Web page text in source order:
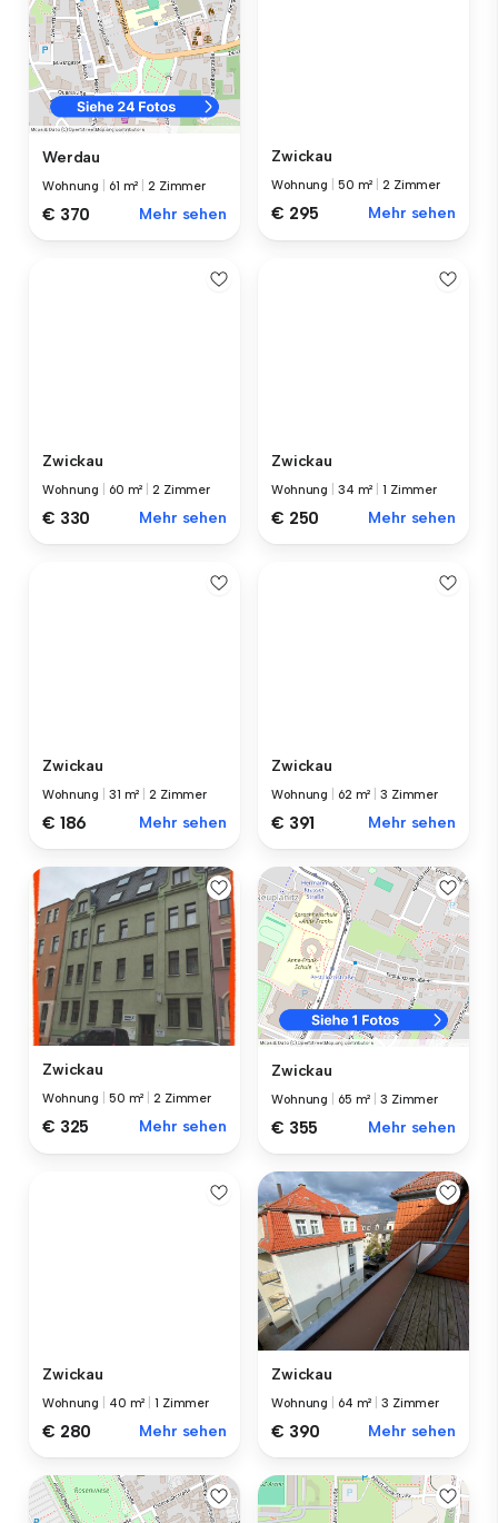
Werdau
Wohnung 61 m² |2 Zimmer
€ 370 Mehr sehen
Zwickau
Wohnung 50 m² |2 Zimmer
€ 295 Mehr sehen
Zwickau
Wohnung 60 m² |2 Zimmer
€ 330 Mehr sehen
Zwickau
Wohnung 34 m² |1 Zimmer
€ 250 Mehr sehen
Zwickau
Wohnung 31 m² |2 Zimmer
€ 186 Mehr sehen
Zwickau
Wohnung 62 m² |3 Zimmer
€ 391 Mehr sehen
Zwickau
Wohnung 50 m² |2 Zimmer
€ 325 Mehr sehen
Zwickau
Wohnung 65 m² |3 Zimmer
€ 355 Mehr sehen
Zwickau
Wohnung 40 m² |1 Zimmer
€ 280 Mehr sehen
Zwickau
Wohnung 64 m² |3 Zimmer
€ 390 Mehr sehen